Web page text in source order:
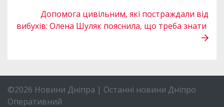
Допомога цивільним, які постраждали від
вибухів: Олена Шуляк пояснила, що треба знати
©2026 Новини Дніпра | Останні новини Дніпро
Оперативний